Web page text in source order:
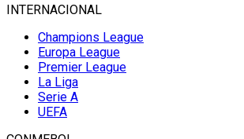
INTERNACIONAL
Champions League
Europa League
Premier League
La Liga
Serie A
UEFA